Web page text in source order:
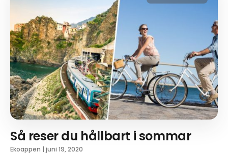
Så reser du hållbart i sommar
Ekoappen | juni 19, 2020